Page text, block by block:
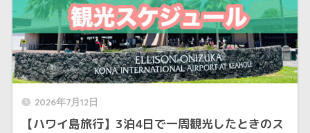
2026年7月12日
【ハワイ島旅行】3泊4日で一周観光したときのス